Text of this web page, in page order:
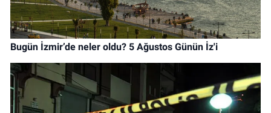
Bugün İzmir’de neler oldu? 5 Ağustos Günün İz'i